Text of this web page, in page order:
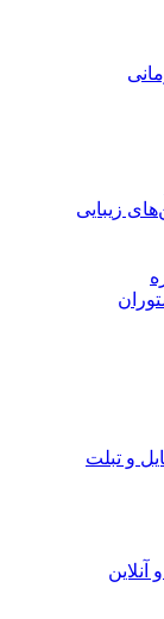
زیبایی
و تبلت